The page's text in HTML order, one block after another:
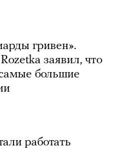
гривен».
заявил, что
большие
работать